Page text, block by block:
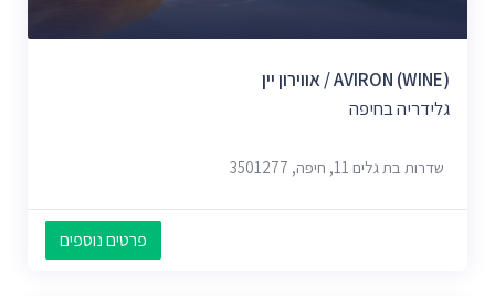
AVIRON (WINE) / אווירון יין
גלידריה בחיפה
שדרות בת גלים 11, חיפה, 3501277
פרטים נוספים